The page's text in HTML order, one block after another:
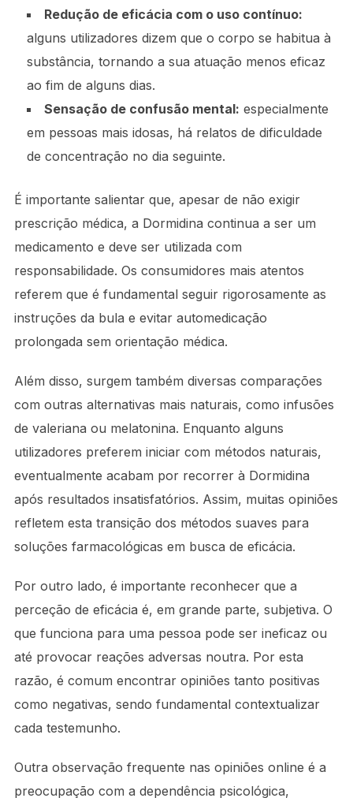
Redução de eficácia com o uso contínuo:
alguns utilizadores dizem que o corpo se habitua à
substância, tornando a sua atuação menos eficaz
ao fim de alguns dias.
Sensação de confusão mental: especialmente
em pessoas mais idosas, há relatos de dificuldade
de concentração no dia seguinte.
É importante salientar que, apesar de não exigir
prescrição médica, a Dormidina continua a ser um
medicamento e deve ser utilizada com
responsabilidade. Os consumidores mais atentos
referem que é fundamental seguir rigorosamente as
instruções da bula e evitar automedicação
prolongada sem orientação médica.
Além disso, surgem também diversas comparações
com outras alternativas mais naturais, como infusões
de valeriana ou melatonina. Enquanto alguns
utilizadores preferem iniciar com métodos naturais,
eventualmente acabam por recorrer à Dormidina
após resultados insatisfatórios. Assim, muitas opiniões
refletem esta transição dos métodos suaves para
soluções farmacológicas em busca de eficácia.
Por outro lado, é importante reconhecer que a
perceção de eficácia é, em grande parte, subjetiva. O
que funciona para uma pessoa pode ser ineficaz ou
até provocar reações adversas noutra. Por esta
razão, é comum encontrar opiniões tanto positivas
como negativas, sendo fundamental contextualizar
cada testemunho.
Outra observação frequente nas opiniões online é a
preocupação com a dependência psicológica,